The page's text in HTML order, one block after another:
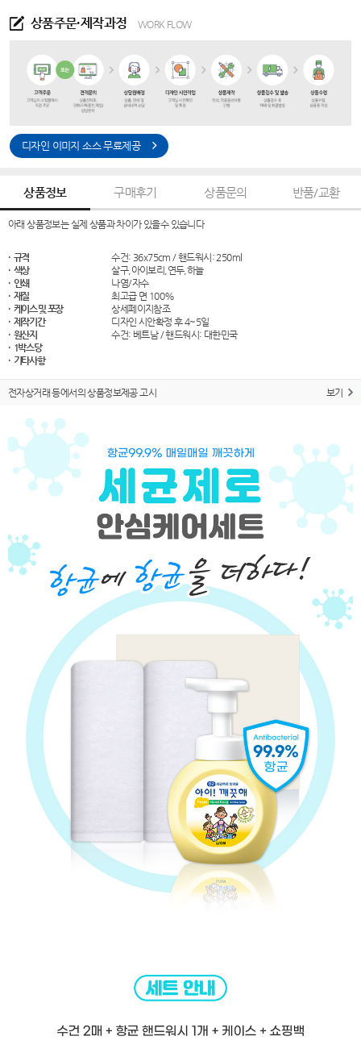
상품주문·제작과정 WORK FLOW
디자인 이미지 소스 무료제공
상품정보 구매후기 상품문의 반품/교환
아래 상품정보는 실제 상품과 차이가 있을수 있습니다
· 규격
수건: 36x75cm / 핸드워시: 250ml
· 색상
살구,아이보리,연두,하늘
· 인쇄
나염/자수
· 재질
최고급 면 100%
· 케이스 및 포장
상세페이지참조
· 제작기간
디자인 시안확정 후 4~5일
· 원산지
수건: 베트남 / 핸드워시: 대한민국
· 1박스당
· 기타사항
전자상거래 등에서의 상품정보제공 고시 보기